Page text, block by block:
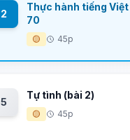
2
Thực hành tiếng
70
🟡 45p
5
Tự tình (bài 2)
🟡 45p